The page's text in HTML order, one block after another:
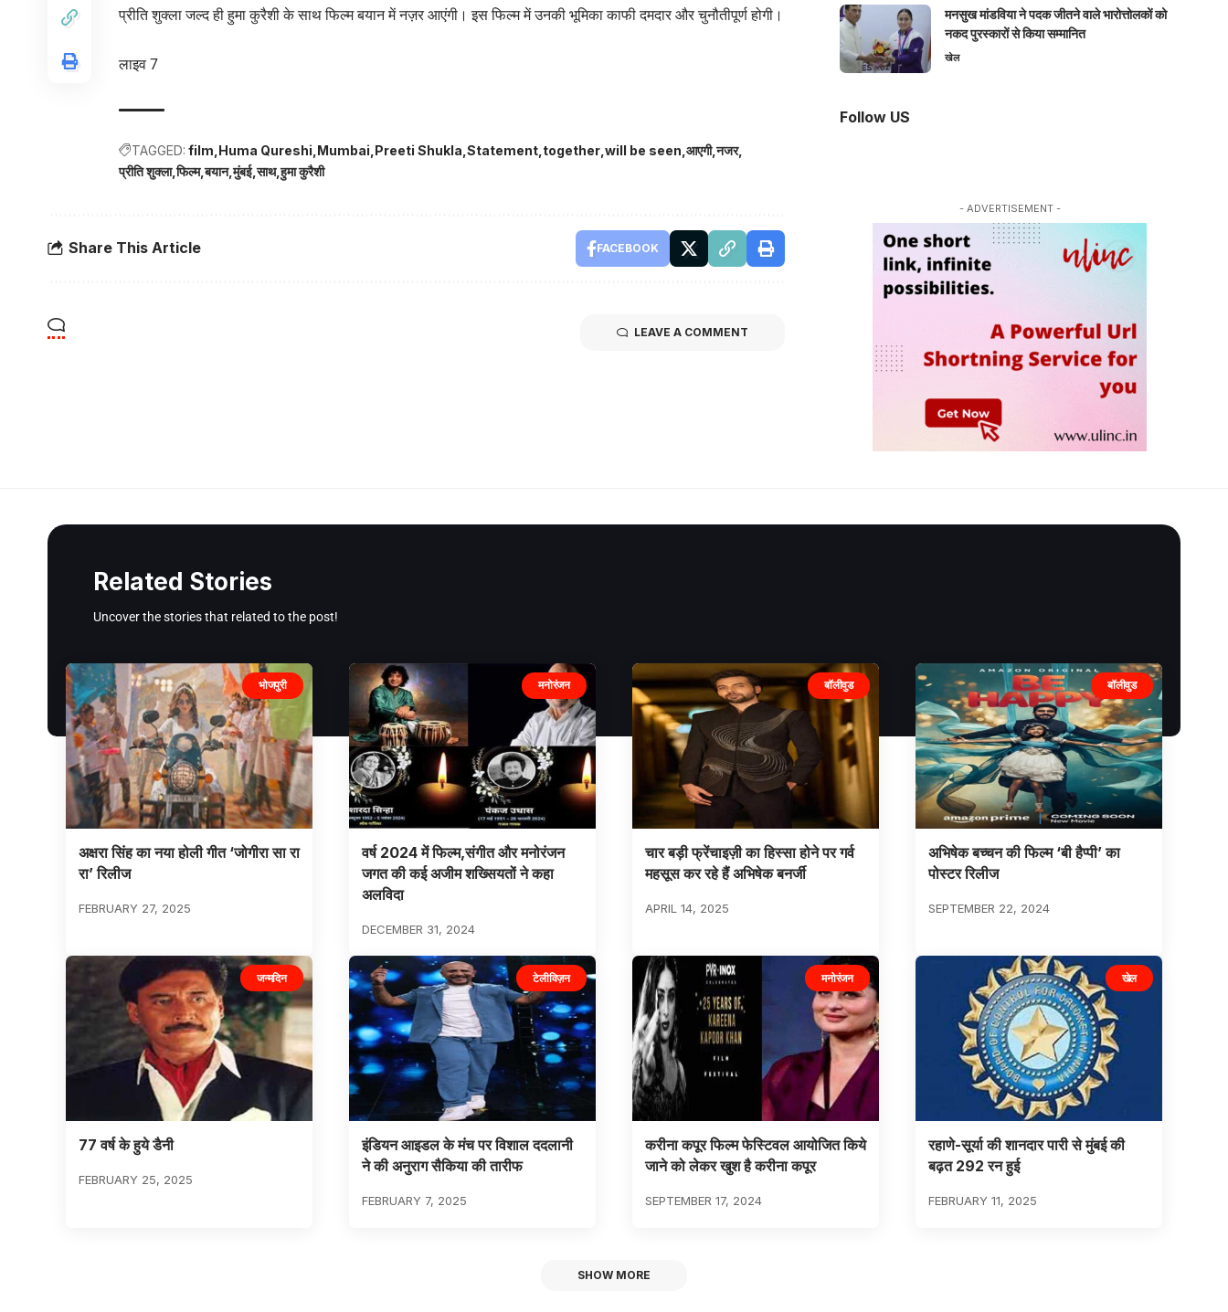
प्रीति शुक्ला जल्द ही हुमा कुरैशी के साथ फिल्म बयान में नज़र आएंगी। इस फिल्म में उनकी भूमिका काफी दमदार और चुनौतीपूर्ण होगी।
लाइव 7
TAGGED: film Huma Qureshi Mumbai Preeti Shukla Statement together will be seen आएगी नजर
प्रीति शुक्ला फिल्म बयान मुंबई साथ हुमा कुरैशी
Share This Article FACEBOOK
LEAVE A COMMENT
मनसुख मांडविया ने पदक जीतने वाले भारोत्तोलकों को
नकद पुरस्कारों से किया सम्मानित
खेल
Follow US
- ADVERTISEMENT -
Related Stories
Uncover the stories that related to the post!
भोजपुरी
अक्षरा सिंह का नया होली गीत ‘जोगीरा सा रा
रा’ रिलीज
FEBRUARY 27, 2025
मनोरंजन
वर्ष 2024 में फिल्म,संगीत और मनोरंजन
जगत की कई अजीम शख्सियतों ने कहा
अलविदा
DECEMBER 31, 2024
बॉलीवुड
चार बड़ी फ्रेंचाइज़ी का हिस्सा होने पर गर्व
महसूस कर रहे हैं अभिषेक बनर्जी
APRIL 14, 2025
बॉलीवुड
अभिषेक बच्चन की फिल्म ‘बी हैप्पी’ का
पोस्टर रिलीज
SEPTEMBER 22, 2024
जन्मदिन
77 वर्ष के हुये डैनी
FEBRUARY 25, 2025
टेलीविज़न
इंडियन आइडल के मंच पर विशाल ददलानी
ने की अनुराग सैकिया की तारीफ
FEBRUARY 7, 2025
मनोरंजन
करीना कपूर फिल्म फेस्टिवल आयोजित किये
जाने को लेकर खुश है करीना कपूर
SEPTEMBER 17, 2024
खेल
रहाणे-सूर्या की शानदार पारी से मुंबई की
बढ़त 292 रन हुई
FEBRUARY 11, 2025
SHOW MORE